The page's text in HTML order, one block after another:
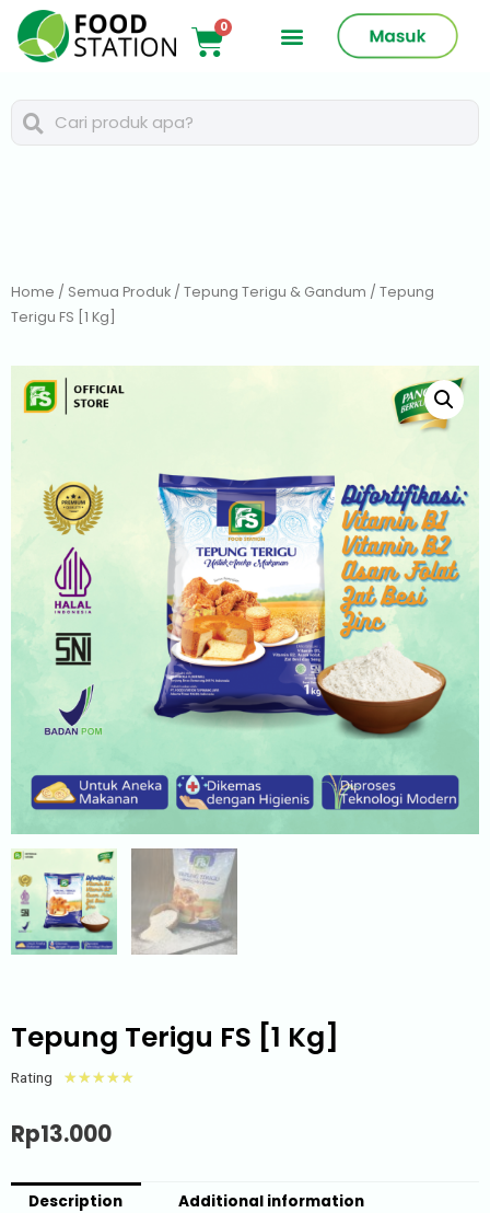
Home / Semua Produk / Tepung Terigu & Gandum / Tepung
Terigu FS [1 Kg]
Tepung Terigu FS [1 Kg]
Rating ☆ ☆ ☆ ☆ ☆
Rp13.000
Description
Additional information